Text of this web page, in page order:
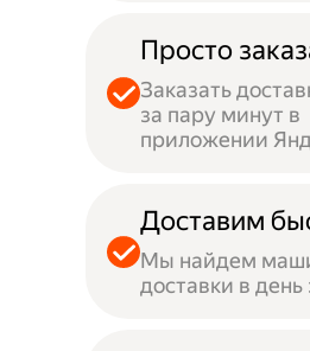
Просто
Заказать
за пару минут в
приложении
Доставим
Мы найдем
доставки в день